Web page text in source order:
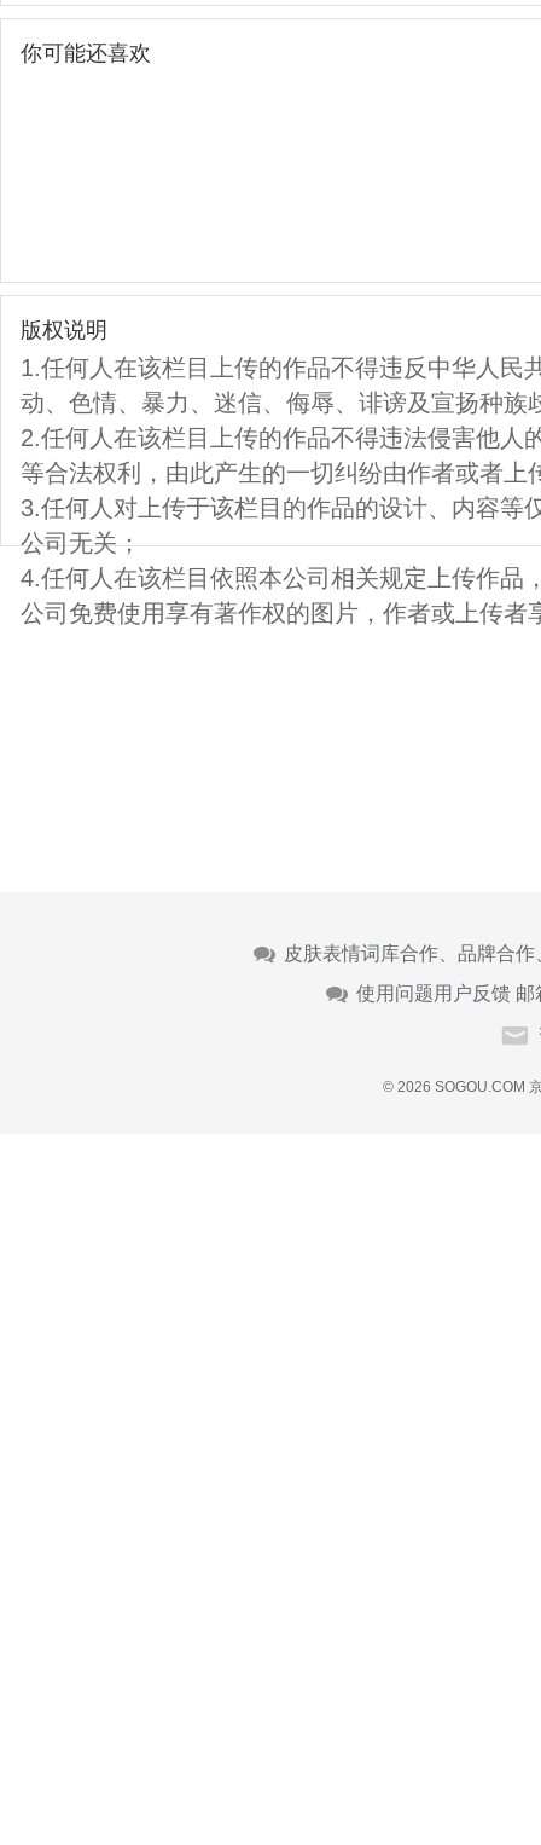
你可能还喜欢
版权说明
1.任何人在该栏目上传的作品不得违反中华人民
动、色情、暴力、迷信、侮辱、诽谤及宣扬种族
2.任何人在该栏目上传的作品不得违法侵害他人
等合法权利，由此产生的一切纠纷由作者或者上
3.任何人对上传于该栏目的作品的设计、内容等
公司无关；
4.任何人在该栏目依照本公司相关规定上传作品
公司免费使用享有著作权的图片，作者或上传者
皮肤表情词库合作、品牌合
使用问题用户反馈 邮
© 2026 SOGOU.COM